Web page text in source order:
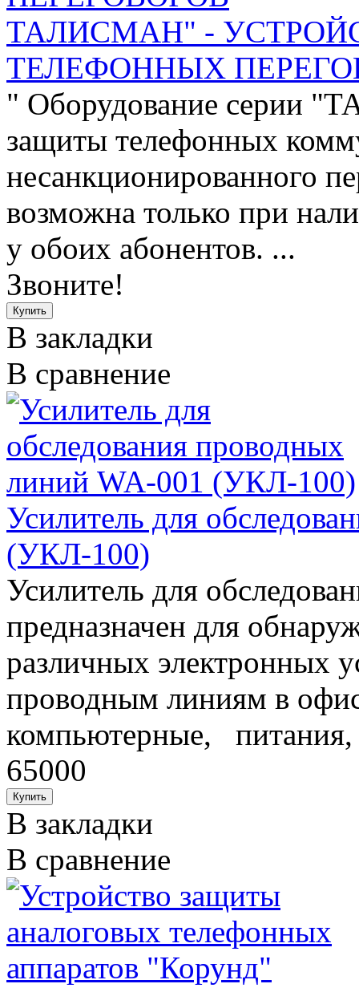
ТАЛИСМАН" -
ТЕЛЕФОННЫХ
" Оборудование серии
защиты телефонных
несанкционированного
возможна только при
у обоих абонентов. ...
Звоните!
В закладки
В сравнение
Усилитель для
(УКЛ-100)
Усилитель для
предназначен для
различных электронных
проводным линиям в
компьютерные, питания,
65000
В закладки
В сравнение